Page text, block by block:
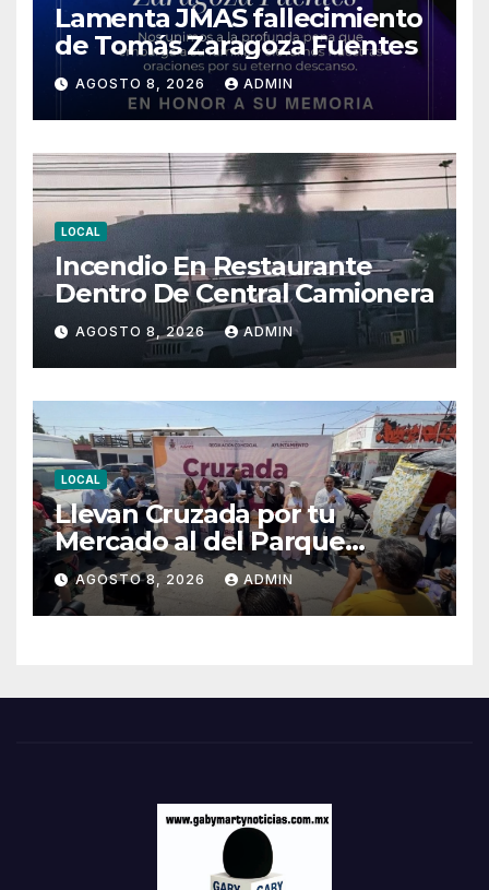
Lamenta JMAS fallecimiento
de Tomás Zaragoza Fuentes
AGOSTO 8, 2026 ADMIN
LOCAL
Incendio En Restaurante
Dentro De Central Camionera
AGOSTO 8, 2026 ADMIN
LOCAL
Llevan Cruzada por tu
Mercado al del Parque
Hidalgo
AGOSTO 8, 2026 ADMIN